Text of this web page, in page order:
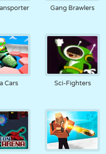
Gang Brawlers
Cars Sci-Fighters